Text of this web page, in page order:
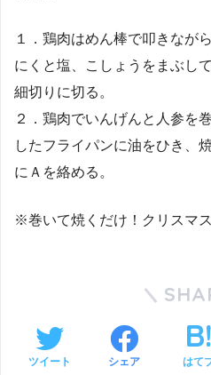
１．鶏肉はめん棒で叩きなが
にくと塩、こしょうをまぶし
細切りに切る。
２．鶏肉でいんげんと人参を
したフライパンに油をひき、
にＡを絡める。
※巻いて焼くだけ！クリスマス
ツイート シェア はて